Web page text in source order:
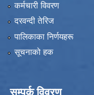
कर्मचारी विवरण
दरवन्दी तेरिज
पालिकाका निर्णयहरू
सूचनाको हक
सम्पर्क विवरण